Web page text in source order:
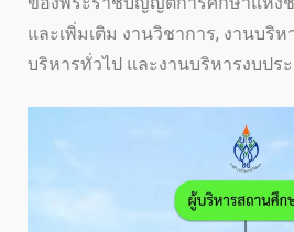
และเพิ่มเติม งานวิชาการ, งานบริ
บริหารทั่วไป และงานบริหารงบป